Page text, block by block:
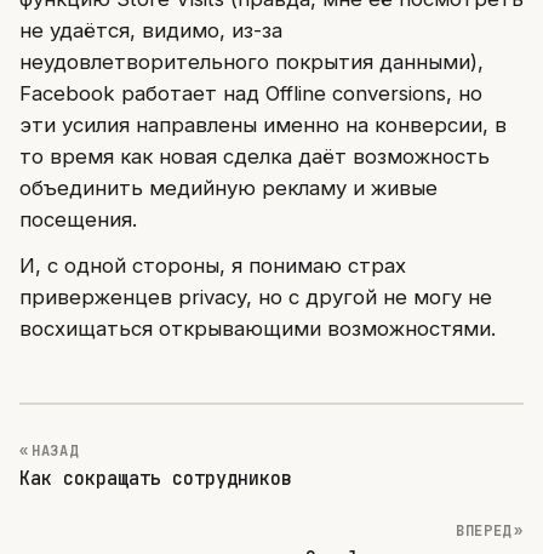
не удаётся, видимо, из-за
неудовлетворительного покрытия данными),
Facebook работает над Offline conversions, но
эти усилия направлены именно на конверсии, в
то время как новая сделка даёт возможность
объединить медийную рекламу и живые
посещения.
И, с одной стороны, я понимаю страх
приверженцев privacy, но с другой не могу не
восхищаться открывающими возможностями.
« НАЗАД
Как сокращать сотрудников
ВПЕРЕД »